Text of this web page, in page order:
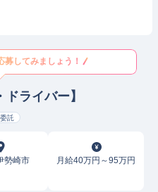
募してみましょう！
ドライバー】
託
勢崎市 月給40万円～95万円